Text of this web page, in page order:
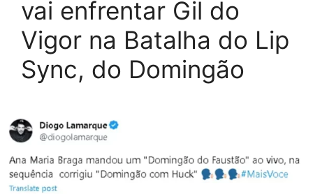
vai enfrentar Gil do
Vigor na Batalha do Lip
Sync, do Domingão